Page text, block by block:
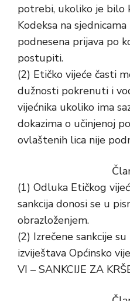
potrebi, ukoliko je bilo
Kodeksa na
podnesena prijava po
postupiti.
(2) Etičko vijeće časti
dužnosti pokrenuti i
vijećnika ukoliko ima
dokazima o učinjenoj
ovlaštenih lica nije
(1) Odluka Etičkog
sankcija donosi se u
obrazloženjem.
(2) Izrečene sankcije
izviještava Općinsko
VI – SANKCIJE ZA